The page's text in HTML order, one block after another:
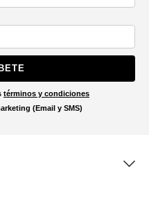
términos y condiciones
(Email y SMS)